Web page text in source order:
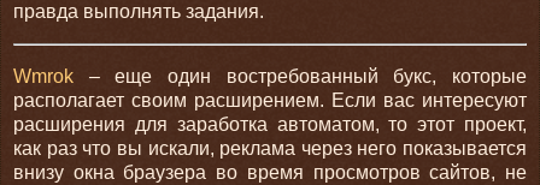
правда выполнять задания.
Wmrok – еще один востребованный букс, которые
располагает своим расширением. Если вас интересуют
расширения для заработка автоматом, то этот проект,
как раз что вы искали, реклама через него показывается
внизу окна браузера во время просмотров сайтов, не